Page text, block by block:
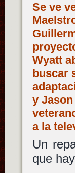
Se ve
Wyatt
buscar
y
a la
Un
que